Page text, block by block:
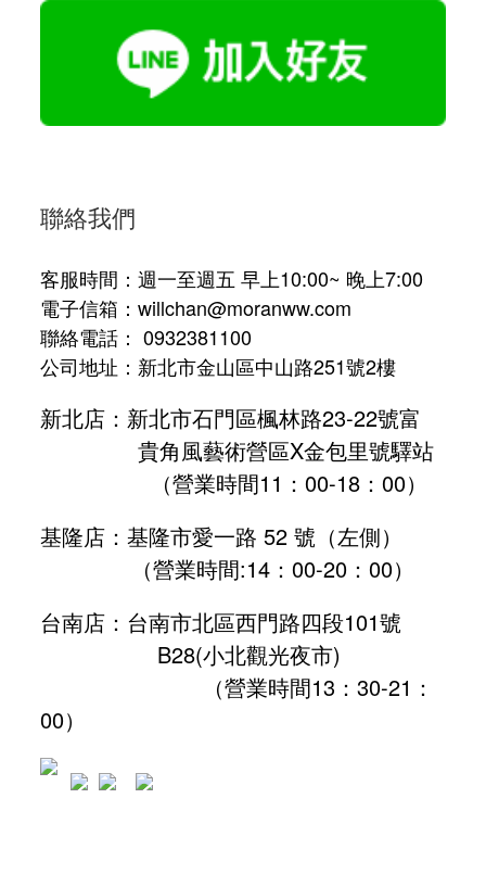
聯絡我們
客服時間：週一至週五 早上10:00~ 晚上7:00
電子信箱：willchan@moranww.com
聯絡電話： 0932381100
公司地址：新北市金山區中山路251號2樓
新北店：新北市石門區楓林路23-22號富
貴角風藝術營區X金包里號驛站
（營業時間11：00-18：00）
基隆店：基隆市愛一路 52 號（左側）
（營業時間:14：00-20：00）
台南店：台南市北區西門路四段101號
B28(小北觀光夜市)
（營業時間13：30-21：
00）